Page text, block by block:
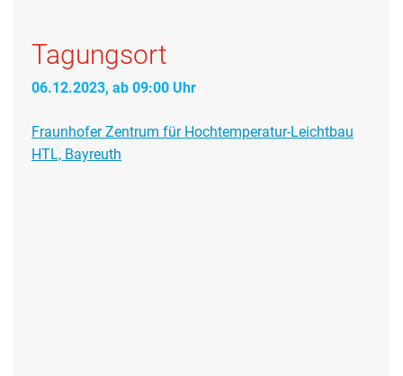
Tagungsort
06.12.2023, ab 09:00 Uhr
Fraunhofer Zentrum für Hochtemperatur-Leichtbau
HTL, Bayreuth